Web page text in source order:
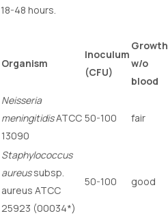
18-48 hours.
Organism
Inoculum
(CFU)
Growth
w/o
blood
Neisseria
meningitidisATCC
13090
50-100 fair
Staphylococcus
aureussubsp.
aureus ATCC
25923 (00034*)
50-100 good